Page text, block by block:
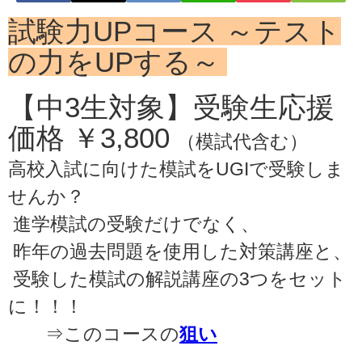
試験力UPコース ～テスト
の力をUPする～
【中3生対象】受験生応援
価格 ￥3,800
（模試代含む）
高校入試に向けた模試をUGIで受験しま
せんか？
進学模試の受験だけでなく、
昨年の過去問題を使用した対策講座と、
受験した模試の解説講座の3つをセット
に！！！
⇒このコースの狙い